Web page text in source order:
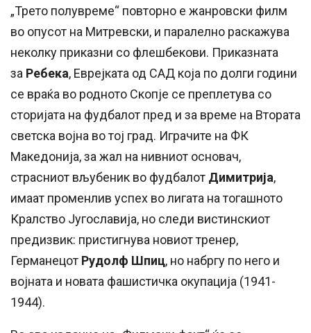
„Трето полувреме“ повторно е жанровски филм
во опусот на Митревски, и паралелно раскажува
неколку приказни со флешбекови. Приказната
за Ребека, Еврејката од САД која по долги години
се враќа во родното Скопје се преплетува со
сторијата на фудбалот пред и за време на Втората
светска војна во тој град. Играчите на ФК
Македонија, за жал на нивниот основач,
страсниот вљубеник во фудбалот Димитрија,
имаат променлив успех во лигата на тогашното
Кралство Југославија, но следи вистинскиот
предизвик: пристигнува новиот тренер,
Германецот Рудолф Шпиц, но набргу по него и
војната и новата фашистичка окупација (1941-
1944).